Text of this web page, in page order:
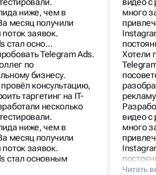
ниже, чем в
месяц получили
заявок.
стал осно…
Telegram Ads.
по
бизнесу.
консультацию,
таргетинг на IT-
несколько
ниже, чем в
месяц получили
заявок.
стал основным
много
Хотели
видео с
много